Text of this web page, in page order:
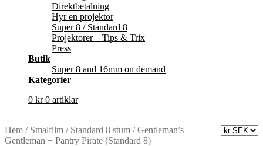
Direktbetalning
Hyr en projektor
Super 8 / Standard 8
Projektorer – Tips & Trix
Press
Butik
Super 8 and 16mm on demand
Kategorier
0 kr 0 artiklar
Hem / Smalfilm / Standard 8 stum /Gentleman’s
Gentleman + Pantry Pirate (Standard 8)